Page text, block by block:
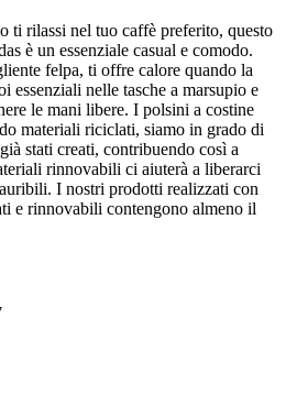
ti rilassi nel tuo caffè preferito, questo
è un essenziale casual e comodo.
felpa, ti offre calore quando la
essenziali nelle tasche a marsupio e
le mani libere. I polsini a costine
materiali riciclati, siamo in grado di
stati creati, contribuendo così a
rinnovabili ci aiuterà a liberarci
I nostri prodotti realizzati con
e rinnovabili contengono almeno il